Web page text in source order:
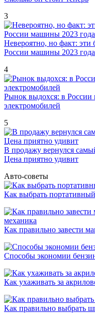
3
Невероятно, но факт:
России машины 2023
4
Рынок выдохся: в
электромобилей
5
В продажу вернулся
Цена приятно удивит
Авто-советы
Как выбрать
Как правильно завести
Способы экономии
Как ухаживать за
Как правильно выбрать